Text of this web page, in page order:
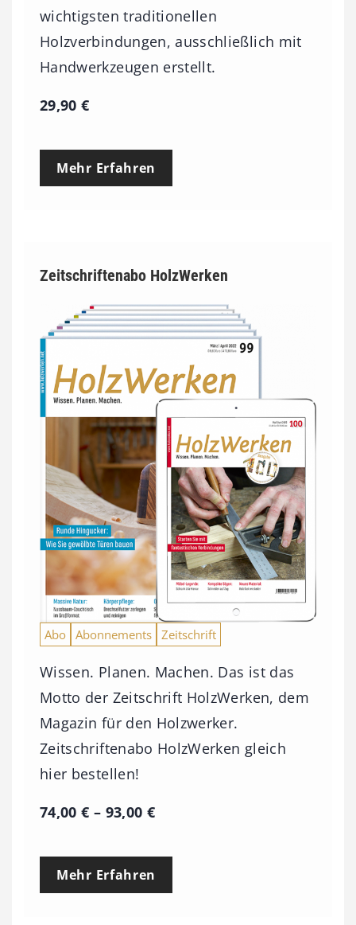
wichtigsten traditionellen
Holzverbindungen, ausschließlich mit
Handwerkzeugen erstellt.
29,90€
Mehr Erfahren
Zeitschriftenabo HolzWerken
Abo Abonnements Zeitschrift
Wissen. Planen. Machen. Das ist das
Motto der Zeitschrift HolzWerken, dem
Magazin für den Holzwerker.
Zeitschriftenabo HolzWerken gleich
hier bestellen!
74,00€ – 93,00 €P
e
Mehr Erfahren